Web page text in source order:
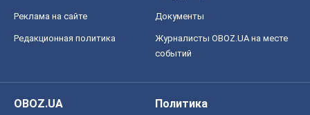
Реклама на сайте Документы
Редакционная политика
Журналисты OBOZ.UA на месте
событий
OBOZ.UA
Политика